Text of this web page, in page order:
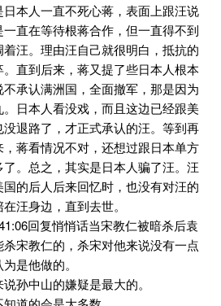
本人一直不死心蒋，表面上跟汪说
直在等待根蒋合作，但一直得不到
汪。理由汪自己就很明白，抵抗的
直到后来，蒋又提了些日本人根本
承认满洲国，全面撤军，那是因为
日本人看没戏，而且这边已经跟美
退路了，才正式承认的汪。等到再
蒋看情况不对，还想过跟日本单方
。总之，其实是日本人骗了汪。汪
的后人后来回忆时，也没有对汪的
汪身边，直到去世。
回复悄悄话当宋教仁被暗杀后袁
宋教仁的，杀宋对他来说没有一点
是他做的。
孙中山的嫌疑是最大的。